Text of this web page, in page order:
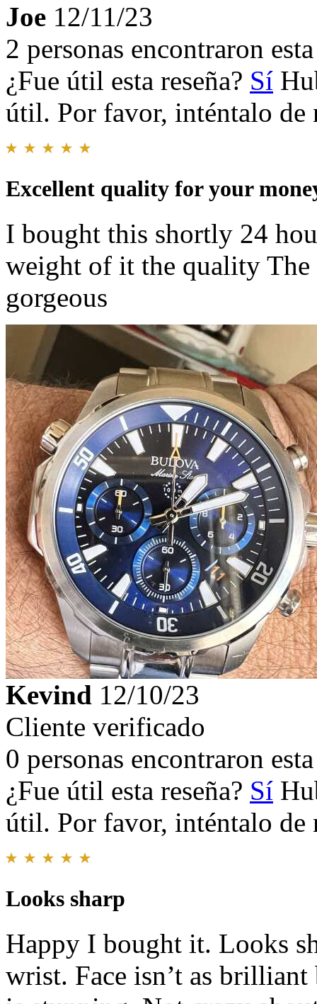
Joe 12/11/23
2 personas encontraron
¿Fue útil esta reseña? Sí
útil. Por favor, inténtalo de
Excellent quality for your
I bought this shortly 24
weight of it the quality
gorgeous
Kevind 12/10/23
Cliente verificado
0 personas encontraron
¿Fue útil esta reseña? Sí
útil. Por favor, inténtalo de
Looks sharp
Happy I bought it. Looks
wrist. Face isn’t as